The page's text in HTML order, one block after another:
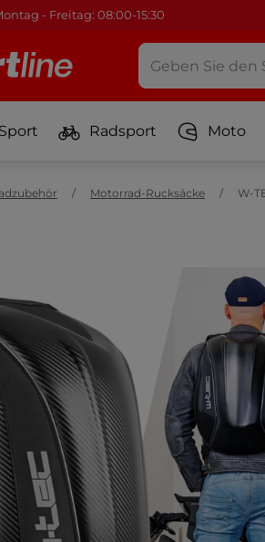
- Freitag: 08:00-15:30
Sport Radsport Moto
Motorrad-Rucksäcke W-